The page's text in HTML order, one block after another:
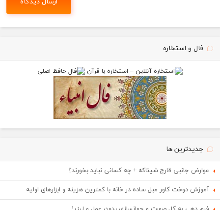
فال و استخاره
جدیدترین ها
عوارض جانبی قارچ شیتاکه + چه کسانی نباید بخورند؟
آموزش دوخت کاور مبل ساده در خانه با کمترین هزینه و ابزارهای اولیه